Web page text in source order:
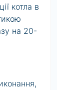
котла в
на 20-